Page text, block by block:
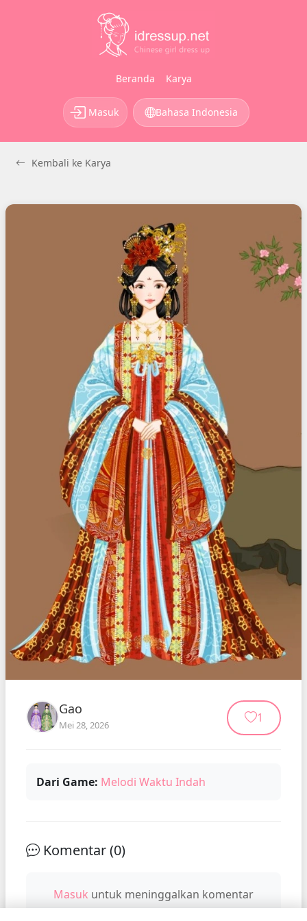
Beranda Karya
Masuk Bahasa Indonesia
Kembali ke Karya
Gao
Mei 28, 2026 1
Dari Game: Melodi Waktu Indah
Komentar (0)
Masuk untuk meninggalkan komentar